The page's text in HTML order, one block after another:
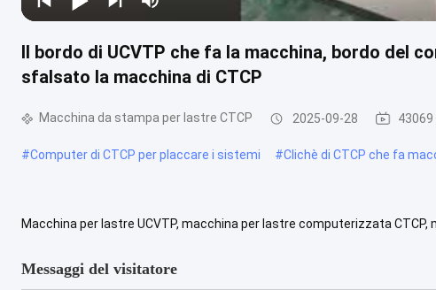
Il bordo di UCVTP che fa la macchina, bordo del
sfalsato la macchina di CTCP
Macchina da stampa per lastre CTCP 2025-09-28 43069
#Computer di CTCP per placcare i sistemi #Clichè di CTCP che fa
Macchina per lastre UCVTP, macchina per lastre computerizzata
Messaggi del visitatore